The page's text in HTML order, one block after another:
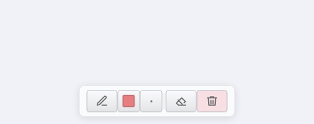
20. Текстовые задачи
21. Нестандартные задачи